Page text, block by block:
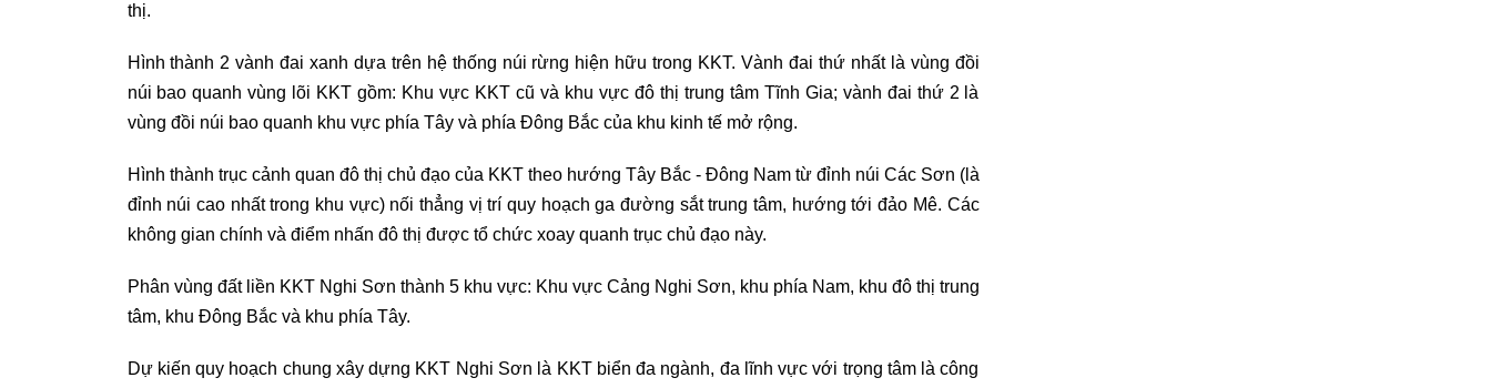
thị.
Hình thành 2 vành đai xanh dựa trên hệ thống núi rừng hiện hữu trong KKT. Vành đai thứ nhất là vùng đồi
núi bao quanh vùng lõi KKT gồm: Khu vực KKT cũ và khu vực đô thị trung tâm Tĩnh Gia; vành đai thứ 2 là
vùng đồi núi bao quanh khu vực phía Tây và phía Đông Bắc của khu kinh tế mở rộng.
Hình thành trục cảnh quan đô thị chủ đạo của KKT theo hướng Tây Bắc - Đông Nam từ đỉnh núi Các Sơn (là
đỉnh núi cao nhất trong khu vực) nối thẳng vị trí quy hoạch ga đường sắt trung tâm, hướng tới đảo Mê. Các
không gian chính và điểm nhấn đô thị được tổ chức xoay quanh trục chủ đạo này.
Phân vùng đất liền KKT Nghi Sơn thành 5 khu vực: Khu vực Cảng Nghi Sơn, khu phía Nam, khu đô thị trung
tâm, khu Đông Bắc và khu phía Tây.
Dự kiến quy hoạch chung xây dựng KKT Nghi Sơn là KKT biển đa ngành, đa lĩnh vực với trọng tâm là công